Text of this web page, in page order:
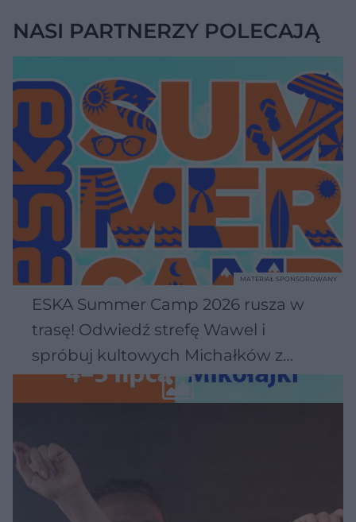
NASI PARTNERZY POLECAJĄ
ESKA Summer Camp 2026 rusza w
trasę! Odwiedź strefę Wawel i
spróbuj kultowych Michałków z
Wawelu
MATERIAŁ SPONSOROWANY